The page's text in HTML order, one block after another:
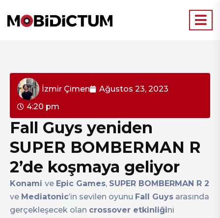
İzmir Çimen
Ağustos 23, 2023
4:20 pm
Fall Guys yeniden
SUPER BOMBERMAN R
2’de koşmaya geliyor
Konami ve Epic Games, SUPER BOMBERMAN R 2
ve Mediatonic’in sevilen oyunu Fall Guys arasında
gerçekleşecek olan crossover etkinliğini